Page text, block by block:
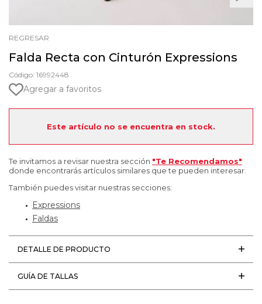
REGRESAR
Falda Recta con Cinturón Expressions
Código: 16992448
Agregar a favoritos
Este artículo no se encuentra en stock.
Te invitamos a revisar nuestra sección "Te Recomendamos"
donde encontrarás artículos similares que te pueden interesar.
También puedes visitar nuestras secciones:
Expressions
Faldas
DETALLE DE PRODUCTO
GUÍA DE TALLAS